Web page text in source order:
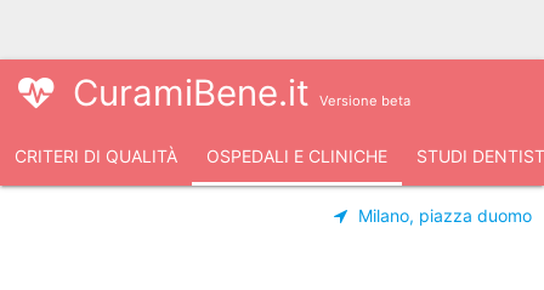
CuramiBene.it Versione beta
CRITERI DI QUALITÀ OSPEDALI E CLINICHE STUDI
Milano, piazza duomo